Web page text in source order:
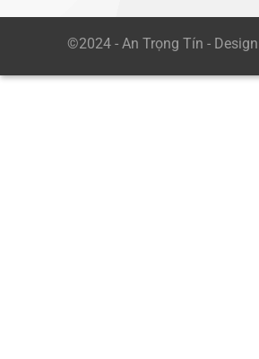
©2024 - An Trọng Tín -